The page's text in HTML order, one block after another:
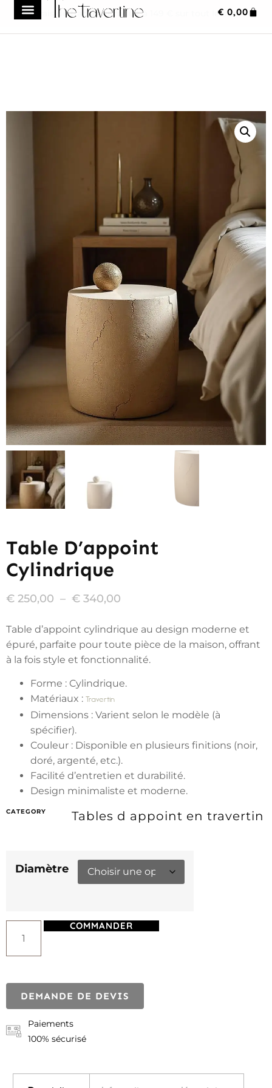
Frais de transport réduit à 149 € sur tout le site
€ 0,00
Table D’appoint
Cylindrique
€ 250,00 – € 340,00
Table d’appoint cylindrique au design moderne et
épuré, parfaite pour toute pièce de la maison, offrant
à la fois style et fonctionnalité.
Forme : Cylindrique.
Matériaux : Travertin
Dimensions : Varient selon le modèle (à
spécifier).
Couleur : Disponible en plusieurs finitions (noir,
doré, argenté, etc.).
Facilité d’entretien et durabilité.
Design minimaliste et moderne.
CATEGORY Tables d appoint en travertin
Diamètre
COMMANDER
DEMANDE DE DEVIS
Paiements
100% sécurisé